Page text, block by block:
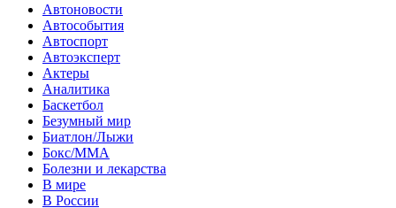
Автоновости
Автособытия
Автоспорт
Автоэксперт
Актеры
Аналитика
Баскетбол
Безумный мир
Биатлон/Лыжи
Бокс/MMA
Болезни и лекарства
В мире
В России